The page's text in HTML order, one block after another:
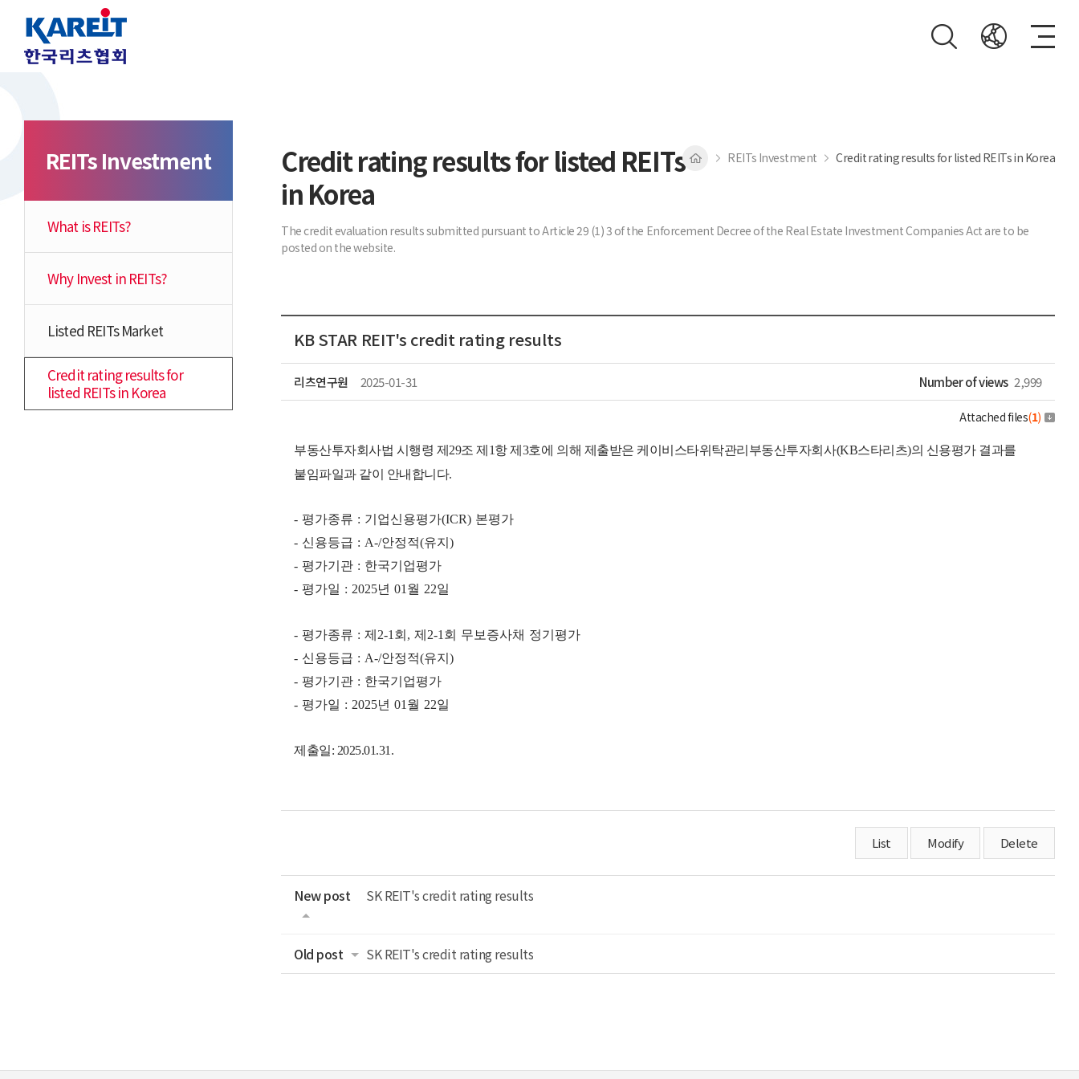
REITs Investment
What is REITs?
Why Invest in REITs?
Listed REITs Market
Credit rating results for
listed REITs in Korea
Credit rating results for listed REITs
in Korea
The credit evaluation results submitted pursuant to Article 29 (1) 3 of the Enforcement Decree of the Real Estate Investment Companies Act are to be
posted on the website.
REITs Investment Credit rating results for listed REITs in Korea
KB STAR REIT's credit rating results
리츠연구원 2025-01-31 Number of views 2,999
Attached files(1)
부동산투자회사법 시행령 제29조 제1항 제3호에 의해 제출받은 케이비스타위탁관리부동산투자회사(KB스타리츠)의 신용평가 결과를
붙임파일과 같이 안내합니다.
- 평가종류 : 기업신용평가(ICR) 본평가
- 신용등급 : A-/안정적(유지)
- 평가기관 : 한국기업평가
- 평가일 : 2025년 01월 22일
- 평가종류 : 제2-1회, 제2-1회 무보증사채 정기 평가
- 신용등급 : A-/안정적(유지)
- 평가기관 : 한국기업평가
- 평가일 : 2025년 01월 22일
제출일: 2025.01.31.
List Modify Delete
New post SK REIT's credit rating results
Old post SK REIT's credit rating results